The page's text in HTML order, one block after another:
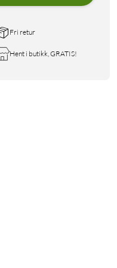
Fri retur
Hent i butikk, GRATIS!